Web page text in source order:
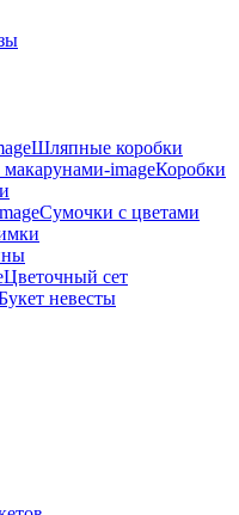
Шляпные коробки
Коробки
Сумочки с цветами
Цветочный сет
невесты